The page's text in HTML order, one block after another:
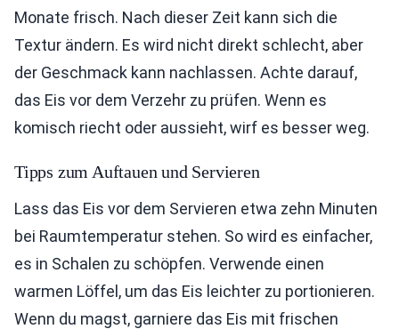
Monate frisch. Nach dieser Zeit kann sich die
Textur ändern. Es wird nicht direkt schlecht, aber
der Geschmack kann nachlassen. Achte darauf,
das Eis vor dem Verzehr zu prüfen. Wenn es
komisch riecht oder aussieht, wirf es besser weg.
Tipps zum Auftauen und Servieren
Lass das Eis vor dem Servieren etwa zehn Minuten
bei Raumtemperatur stehen. So wird es einfacher,
es in Schalen zu schöpfen. Verwende einen
warmen Löffel, um das Eis leichter zu portionieren.
Wenn du magst, garniere das Eis mit frischen